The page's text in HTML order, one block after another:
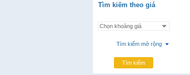
Tìm kiếm theo giá
Tìm kiếm mở rộng
Tìm kiếm